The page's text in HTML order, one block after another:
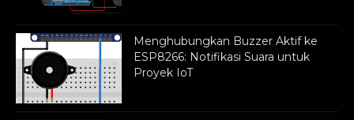
Menghubungkan Buzzer Aktif ke
ESP8266: Notifikasi Suara untuk
Proyek IoT